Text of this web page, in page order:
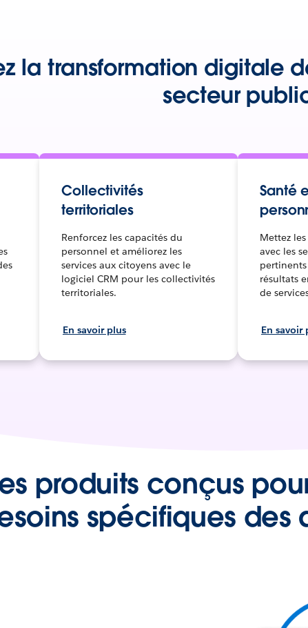
la transformation digitale
secteur
Collectivités
territoriales
Renforcez les capacités du
personnel et améliorez les
services aux citoyens avec le
logiciel CRM pour les collectivités
territoriales.
En savoir plus
Santé
Mettez
avec les
résultats
de
En savoir
produits conçus
spécifiques des